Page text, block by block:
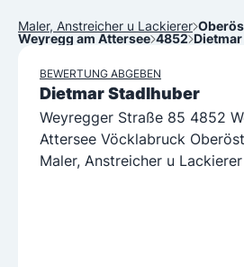
Maler, Anstreicher u Lackierer
Weyregg am Attersee 4852
BEWERTUNG ABGEBEN
Dietmar Stadlhuber
Weyregger Straße 85 4852
Attersee Vöcklabruck
Maler, Anstreicher u Lackierer